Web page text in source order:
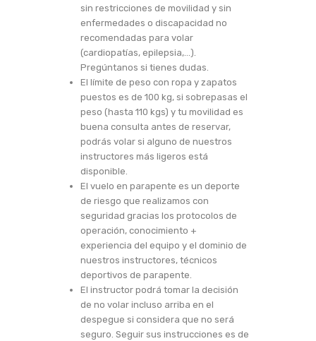
sin restricciones de movilidad y sin
enfermedades o discapacidad no
recomendadas para volar
(cardiopatías, epilepsia,…).
Pregúntanos si tienes dudas.
El límite de peso con ropa y zapatos
puestos es de 100 kg, si sobrepasas el
peso (hasta 110 kgs) y tu movilidad es
buena consulta antes de reservar,
podrás volar si alguno de nuestros
instructores más ligeros está
disponible.
El vuelo en parapente es un deporte
de riesgo que realizamos con
seguridad gracias los protocolos de
operación, conocimiento +
experiencia del equipo y el dominio de
nuestros instructores, técnicos
deportivos de parapente.
El instructor podrá tomar la decisión
de no volar incluso arriba en el
despegue si considera que no será
seguro. Seguir sus instrucciones es de